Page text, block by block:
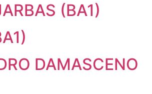
(BA1)
DAMASCENO